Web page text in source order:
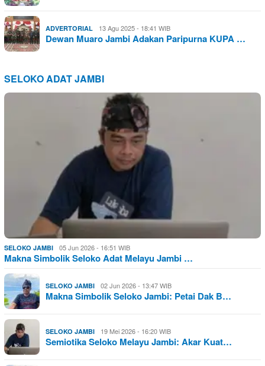
ADVERTORIAL 13 Agu 2025 - 18:41 WIB
Dewan Muaro Jambi Adakan Paripurna KUPA …
SELOKO ADAT JAMBI
SELOKO JAMBI 05 Jun 2026 - 16:51 WIB
Makna Simbolik Seloko Adat Melayu Jambi …
SELOKO JAMBI 02 Jun 2026 - 13:47 WIB
Makna Simbolik Seloko Jambi: Petai Dak B…
SELOKO JAMBI 19 Mei 2026 - 16:20 WIB
Semiotika Seloko Melayu Jambi: Akar Kuat…